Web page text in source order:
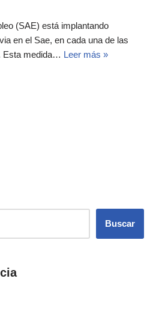
(SAE) está implantando
en el Sae, en cada una de las
Esta medida… Leer más »
Buscar